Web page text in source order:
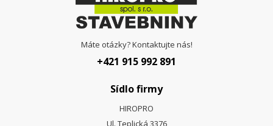
Máte otázky? Kontaktujte nás!
+421 915 992 891
Sídlo firmy
HIROPRO
Ul. Teplická 3376